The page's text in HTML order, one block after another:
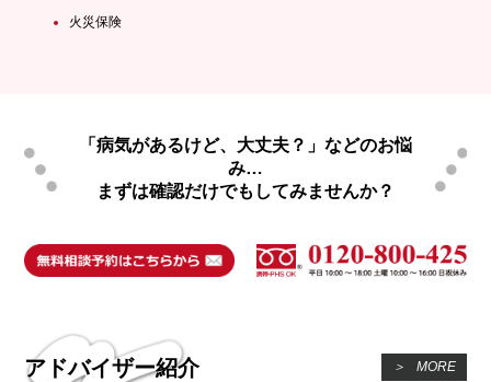
火災保険
「病気があるけど、大丈夫？」などのお悩
み…
まずは確認だけでもしてみませんか？
アドバイザー紹介 ＞ MORE